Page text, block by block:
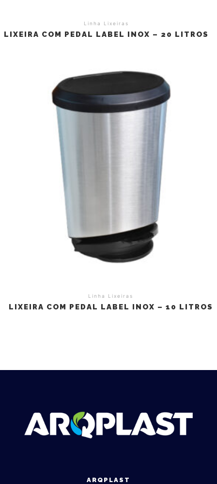
Linha Lixeiras
LIXEIRA COM PEDAL LABEL INOX – 20 LITROS
Linha Lixeiras
LIXEIRA COM PEDAL LABEL INOX – 10 LITROS
ARQPLAST